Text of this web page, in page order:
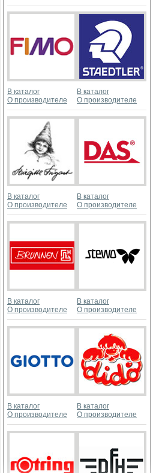
В каталог
О производителе
В каталог
О производителе
В каталог
О производителе
В каталог
О производителе
В каталог
О производителе
В каталог
О производителе
В каталог
О производителе
В каталог
О производителе